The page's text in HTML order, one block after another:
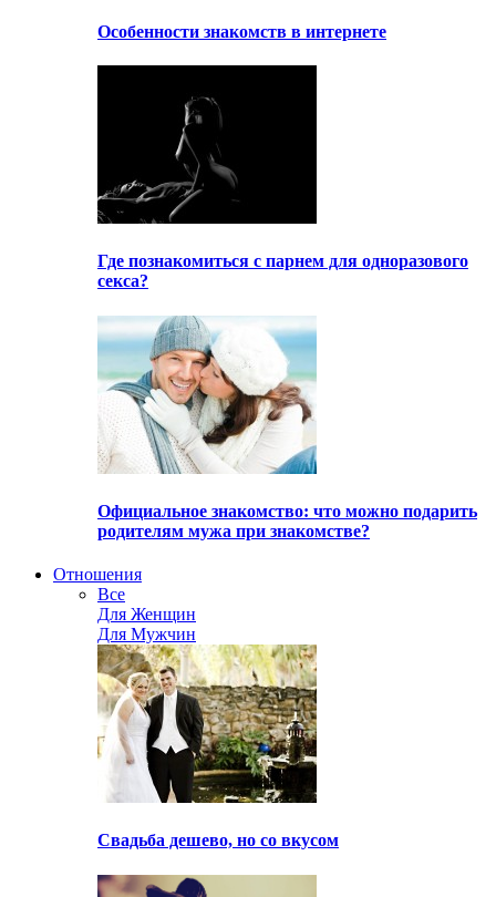
Особенности знакомств в интернете
Где познакомиться с парнем для одноразового
секса?
Официальное знакомство: что можно подарить
родителям мужа при знакомстве?
Отношения
Все
Для Женщин
Для Мужчин
Свадьба дешево, но со вкусом